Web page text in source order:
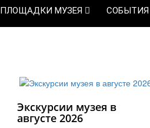
ПЛОЩАДКИ МУЗЕЯ СОБЫТИЯ
Экскурсии музея в
августе 2026